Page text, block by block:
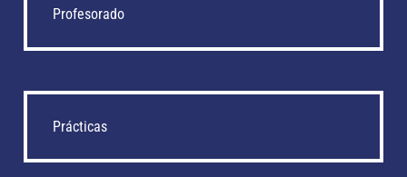
Profesorado
Prácticas